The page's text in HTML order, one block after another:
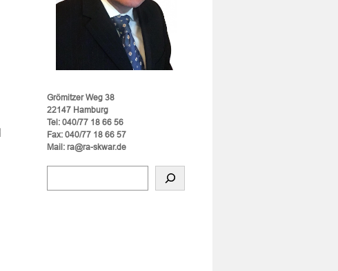
Grömitzer Weg 38
22147 Hamburg
Tel: 040/77 18 66 56
Fax: 040/77 18 66 57
Mail: ra@ra-skwar.de